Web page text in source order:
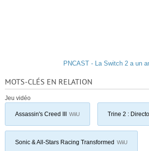
PNCAST - La Switch 2 a un
MOTS-CLÉS EN RELATION
Jeu vidéo
Assassin's Creed III WiiU Trine 2 :
Sonic & All-Stars Racing Transformed WiiU